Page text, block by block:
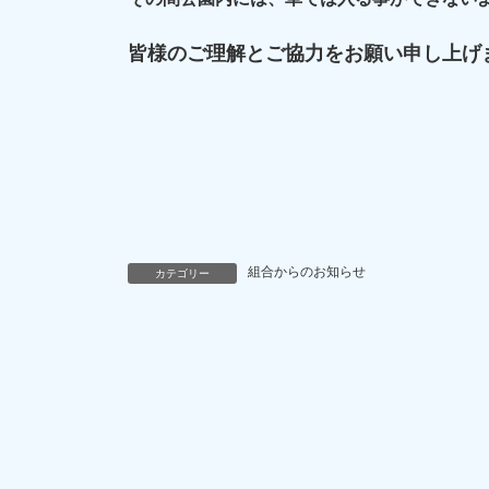
皆様のご理解とご協力をお願い申し上げ
カテゴリー 組合からのお知らせ